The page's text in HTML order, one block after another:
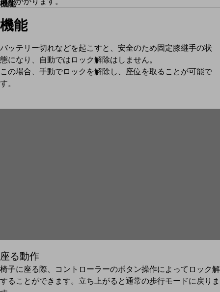
機能
機能
バッテリー切れなどを起こすと、安全のため固定膝継手の状
態になり、自動ではロック解除はしません。
この場合、手動でロックを解除し、座位を取ることが可能で
す。
座る動作
椅子に座る際、コントローラーのボタン操作によってロック
することができます。立ち上がると通常の歩行モードに戻りま